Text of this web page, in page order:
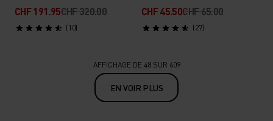
CHF 191.95CHF 320.00
(10)
CHF 45.50CHF 65.00
(27)
AFFICHAGE DE 48 SUR 609
EN VOIR PLUS